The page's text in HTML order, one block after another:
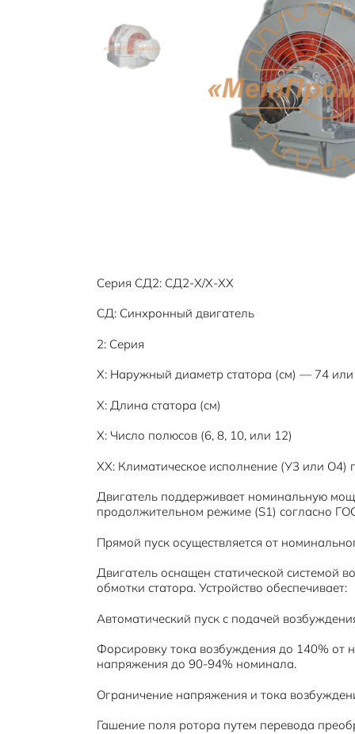
Серия СД2: СД2-Х/Х-ХХ
СД: Синхронный двигатель
2: Серия
Х: Наружный диаметр статора (см) — 74
Х: Длина статора (см)
Х: Число полюсов (6, 8, 10, или 12)
ХХ: Климатическое исполнение (У3 или О4)
Двигатель поддерживает номинальную
продолжительном режиме (S1) согласно
Прямой пуск осуществляется от
Двигатель оснащен статической системой
обмотки статора. Устройство обеспечивает:
Автоматический пуск с подачей
Форсировку тока возбуждения до 140% от
напряжения до 90-94% номинала.
Ограничение напряжения и тока
Гашение поля ротора путем перевода